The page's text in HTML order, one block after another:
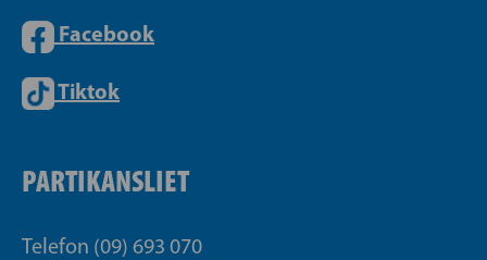
Facebook
Tiktok
PARTIKANSLIET
Telefon (09) 693 070